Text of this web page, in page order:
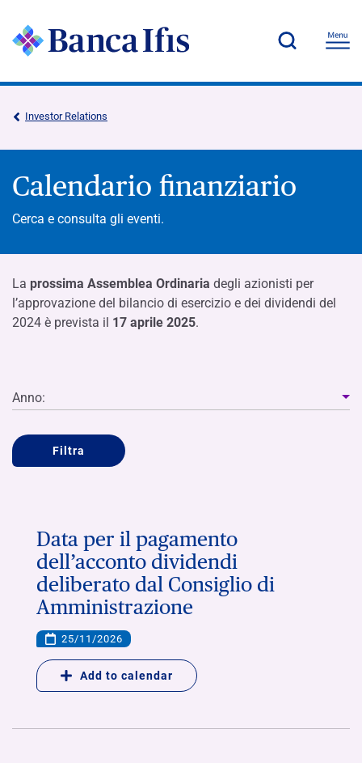
Investor Relations
Calendario finanziario
Cerca e consulta gli eventi.
La prossima Assemblea Ordinaria degli azionisti per
l’approvazione del bilancio di esercizio e dei dividendi del
2024 è prevista il 17 aprile 2025.
Anno:
Filtra
Data per il pagamento
dell’acconto dividendi
deliberato dal Consiglio di
Amministrazione
25/11/2026
Add to calendar